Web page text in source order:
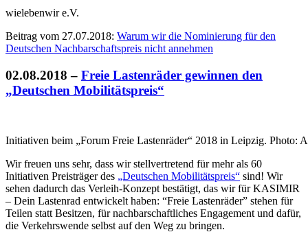
wielebenwir e.V.
Beitrag vom 27.07.2018: Warum wir die Nominierung für den
Deutschen Nachbarschaftspreis nicht annehmen
02.08.2018 – Freie Lastenräder gewinnen den
„Deutschen Mobilitätspreis“
Initiativen beim „Forum Freie Lastenräder“ 2018 in Leipzig. Photo:
Wir freuen uns sehr, dass wir stellvertretend für mehr als 60
Initiativen Preisträger des „Deutschen Mobilitätspreis“ sind! Wir
sehen dadurch das Verleih-Konzept bestätigt, das wir für KASIMIR
– Dein Lastenrad entwickelt haben: “Freie Lastenräder” stehen für
Teilen statt Besitzen, für nachbarschaftliches Engagement und dafür,
die Verkehrswende selbst auf den Weg zu bringen.